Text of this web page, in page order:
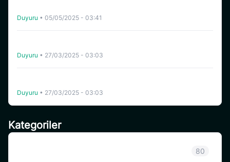
Kategoriler
80
Duyuru • 05/05/2025 - 03:41
Duyuru • 27/03/2025 - 03:03
Duyuru • 27/03/2025 - 03:03